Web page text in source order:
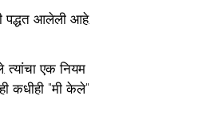
पद्धत आलेली आहे.
एक नियम
कधीही "मी केले"